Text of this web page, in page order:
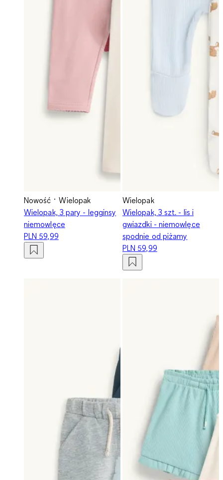
Nowość
Wielopak
Wielopak, 3 pary - legginsy
niemowlęce
PLN 59,99
Wielopak
Wielopak, 3 szt. - lis i
gwiazdki - niemowlęce
spodnie od piżamy
PLN 59,99